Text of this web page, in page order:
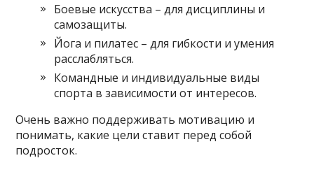
Боевые искусства – для дисциплины и
самозащиты.
Йога и пилатес – для гибкости и умения
расслабляться.
Командные и индивидуальные виды
спорта в зависимости от интересов.
Очень важно поддерживать мотивацию и
понимать, какие цели ставит перед собой
подросток.